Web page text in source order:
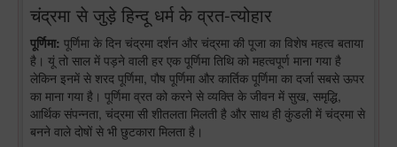
चंद्रमा से जुड़े हिन्दू धर्म के व्रत-त्योहार
पूर्णिमा: पूर्णिमा के दिन चंद्रमा दर्शन और चंद्रमा की पूजा का विशेष महत्व बताया
है। यूं तो साल में पड़ने वाली हर एक पूर्णिमा तिथि को महत्वपूर्ण माना गया है
लेकिन इनमें से शरद पूर्णिमा, पौष पूर्णिमा और कार्तिक पूर्णिमा का दर्जा सबसे ऊपर
का माना गया है। पूर्णिमा व्रत को करने से व्यक्ति के जीवन में सुख, समृद्धि,
आर्थिक संपन्नता, चंद्रमा सी शीतलता मिलती है और साथ ही कुंडली में चंद्रमा से
बनने वाले दोषों से भी छुटकारा मिलता है।